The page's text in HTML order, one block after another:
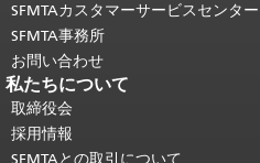
SFMTAカスタマーサービスセンター
SFMTA事務所
お問い合わせ
私たちについて
取締役会
採用情報
SFMTAとの取引について